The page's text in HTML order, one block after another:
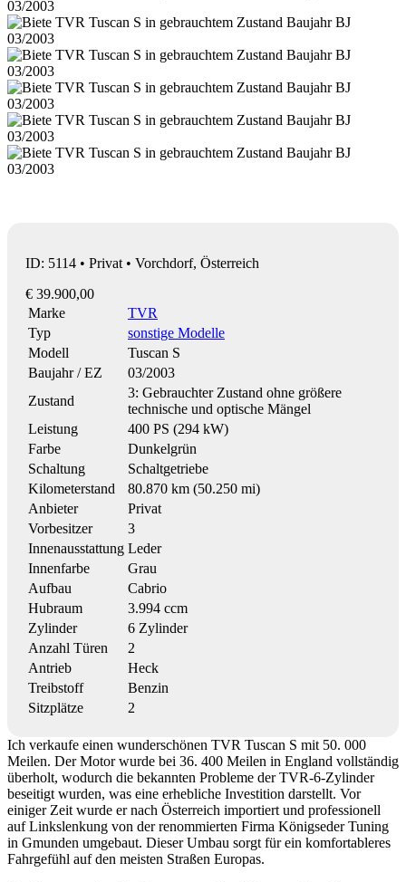
ID: 5114 • Privat • Vorchdorf, Österreich
€ 39.900,00
Marke
TVR
Typ
sonstige Modelle
Modell
Tuscan S
Baujahr / EZ
03/2003
Zustand
3: Gebrauchter Zustand ohne größere
technische und optische Mängel
Leistung
400 PS (294 kW)
Farbe
Dunkelgrün
Schaltung
Schaltgetriebe
Kilometerstand
80.870 km (50.250 mi)
Anbieter
Privat
Vorbesitzer
3
Innenausstattung Leder
Innenfarbe
Grau
Aufbau
Cabrio
Hubraum
3.994 ccm
Zylinder
6 Zylinder
Anzahl Türen
2
Antrieb
Heck
Treibstoff
Benzin
Sitzplätze
2
Ich verkaufe einen wunderschönen TVR Tuscan S mit 50. 000
Meilen. Der Motor wurde bei 36. 400 Meilen in England vollständig
überholt, wodurch die bekannten Probleme der TVR-6-Zylinder
beseitigt wurden, was eine erhebliche Investition darstellt. Vor
einiger Zeit wurde er nach Österreich importiert und professionell
auf Linkslenkung von der renommierten Firma Königseder Tuning
in Gmunden umgebaut. Dieser Umbau sorgt für ein komfortableres
Fahrgefühl auf den meisten Straßen Europas.